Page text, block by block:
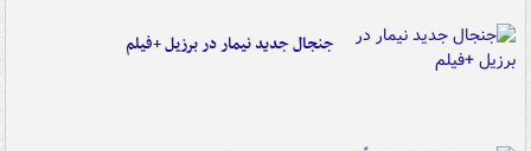
جنجال جدید نیمار در برزیل +فیلم